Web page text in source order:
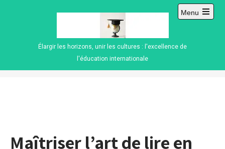
Élargir les horizons, unir les cultures : l'excellence de
l'éducation internationale
Menu
Open
Maîtriser l’art de lire en